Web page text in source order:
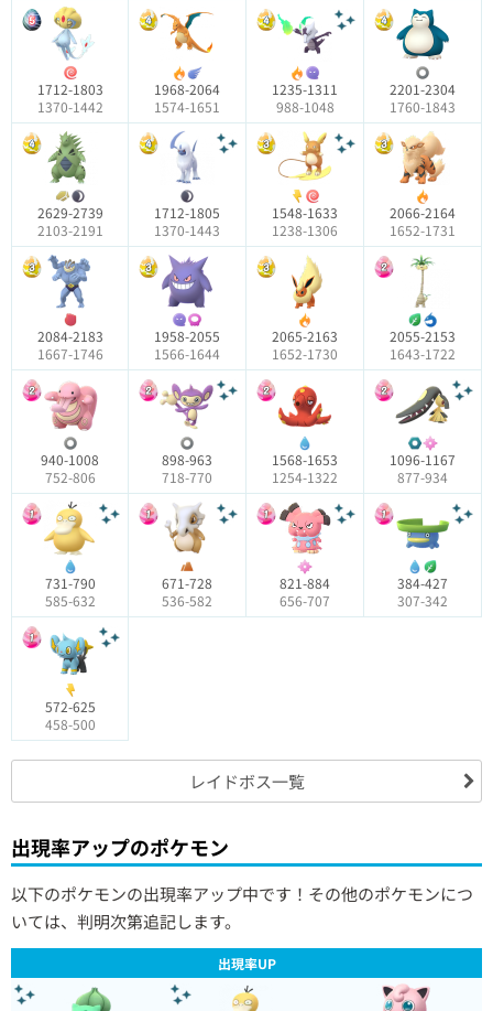
1712-1803
1370-1442
1968-2064
1574-1651
1235-1311
988-1048
2201-2304
1760-1843
2629-2739
2103-2191
1712-1805
1370-1443
1548-1633
1238-1306
2066-2164
1652-1731
2084-2183
1667-1746
1958-2055
1566-1644
2065-2163
1652-1730
2055-2153
1643-1722
940-1008
752-806
898-963
718-770
1568-1653
1254-1322
1096-1167
877-934
731-790
585-632
671-728
536-582
821-884
656-707
384-427
307-342
572-625
458-500
レイドボス一覧
出現率アップのポケモン
以下のポケモンの出現率アップ中です！その他のポケモンにつ
いては、判明次第追記します。
出現率UP